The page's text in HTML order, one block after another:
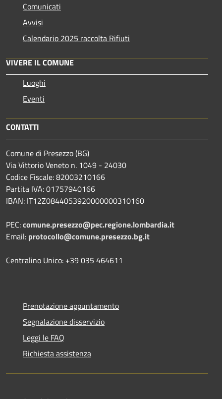
Comunicati
Avvisi
Calendario 2025 raccolta Rifiuti
VIVERE IL COMUNE
Luoghi
Eventi
CONTATTI
Comune di Presezzo (BG)
Via Vittorio Veneto n. 1049 - 24030
Codice Fiscale: 82003210166
Partita IVA: 01757940166
IBAN: IT12Z0844053920000000310160
PEC:comune.presezzo@pec.regione.lombardia.it
Email: protocollo@comune.presezzo.bg.it
Centralino Unico: +39 035 464611
Prenotazione appuntamento
Segnalazione disservizio
Leggi le FAQ
Richiesta assistenza